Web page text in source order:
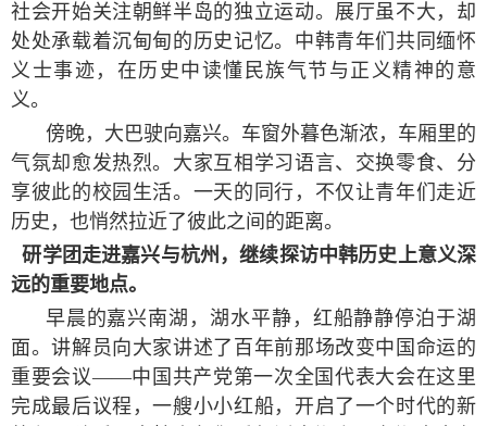
社会开始关注朝鲜半岛的独立运动。展厅虽不大，却
处处承载着沉甸甸的历史记忆。中韩青年们共同缅怀
义士事迹，在历史中读懂民族气节与正义精神的意
义。
傍晚，大巴驶向嘉兴。车窗外暮色渐浓，车厢里的
气氛却愈发热烈。大家互相学习语言、交换零食、分
享彼此的校园生活。一天的同行，不仅让青年们走近
历史，也悄然拉近了彼此之间的距离。
研学团走进嘉兴与杭州，继续探访中韩历史上意义深
远的重要地点。
早晨的嘉兴南湖，湖水平静，红船静静停泊于湖
面。讲解员向大家讲述了百年前那场改变中国命运的
重要会议——中国共产党第一次全国代表大会在这里
完成最后议程，一艘小小红船，开启了一个时代的新